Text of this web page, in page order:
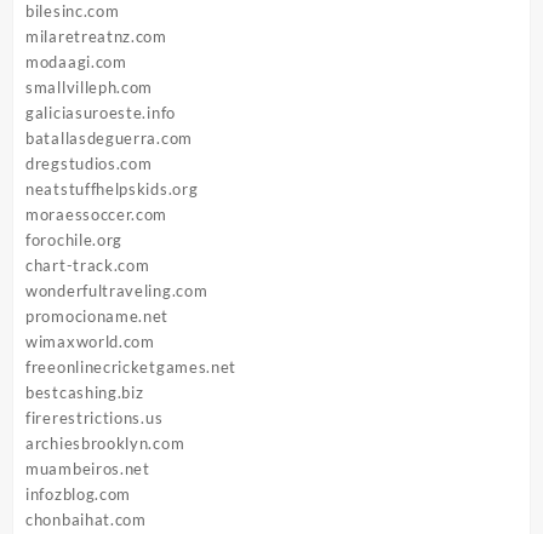
bilesinc.com
milaretreatnz.com
modaagi.com
smallvilleph.com
galiciasuroeste.info
batallasdeguerra.com
dregstudios.com
neatstuffhelpskids.org
moraessoccer.com
forochile.org
chart-track.com
wonderfultraveling.com
promocioname.net
wimaxworld.com
freeonlinecricketgames.net
bestcashing.biz
firerestrictions.us
archiesbrooklyn.com
muambeiros.net
infozblog.com
chonbaihat.com